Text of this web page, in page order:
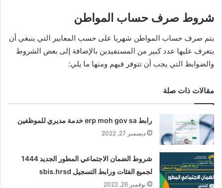
شروط صرف حساب المواطن
يتم صرف حساب المواطن شهريا على حسب المعايير التي ينبغي أن
يتعرف عليها عدد كبير من المستفيدين بالإضافة إلى بعض الشروط
والضوابط التي يجب أن تتوفر فيهم ومنها ما يلي:
مقالات ذات صلة
رابط erp moh gov sa خدمة مديري للموظفين
ديسمبر 27, 2022
شروط الضمان الاجتماعي المطور الجديد 1444
لجميع الفئات ورابط التسجيل sbis.hrsd
نوفمبر 26, 2022